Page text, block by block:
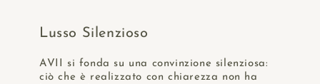
Lusso Silenzioso
AVII si fonda su una convinzione silenziosa:
ciò che è realizzato con chiarezza non ha